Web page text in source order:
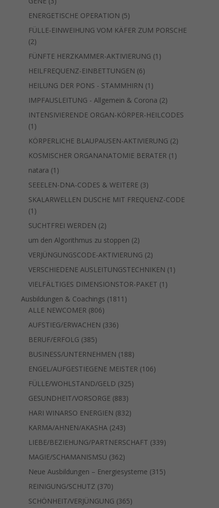
Produkte
ENERGETISCHE OPERATION 55
Produkte
FÜLLE-EINWEIHUNG VOM KÄFER ZUM PORSCHE
22
Produkte
FÜNFTE HERZKAMMER-AKTIVIERUNG 1 1
HEILFREQUENZ-EINBETTUNGEN 66
Produkte
HEILUNG DER PONS - STAMMHIRN 1 1
Produkt
IMPFAUSLEITUNG - Allgemein & Corona 22
Produkte
INTENSIVIERENDE ORGAN-KÖRPER-HEILCODES
1 1
Produkt
KÖRPERLICHE BLAUPAUSEN-AKTIVIERUNG 22
Produkte
KOSMISCHER ORGANANATOMIE BERATER 1 1
natara 1 1
Produkt
SEEELEN-DNA-CODES & WEITERE 33
Produkte
SKALARWELLEN DUSCHE MIT FREQUENZ-CODE
1 1
Produkt
SUCHTFREI WERDEN 22
Produkte
um den Algorithmus zu stoppen 22
Produkte
VERJÜNGUNGSCODE-AKTIVIERUNG 22
Produkte
VERSCHIEDENE AUSLEITUNGSTECHNIKEN 1 1
VIELFÄLTIGES DIMENSIONSTOR-PAKET 1 1
Ausbildungen & Coachings 1811 1811
ALLE NEWCOMER 806806
Produkte
AUFSTIEG/ERWACHEN 336336
BERUF/ERFOLG 385385
Produkte
BUSINESS/UNTERNEHMEN 188188
Produkte
ENGEL/AUFGESTIEGENE MEISTER 106106
FÜLLE/WOHLSTAND/GELD 325325
GESUNDHEIT/VORSORGE 883883
Produkte
HARI WINARSO ENERGIEN 832832
KARMA/AHNEN/AKASHA 243243
Produkte
LIEBE/BEZIEHUNG/PARTNERSCHAFT 339339
MAGIE/SCHAMANISMSU 362362
Produkte
Neue Ausbildungen – Energiesysteme 315315
REINIGUNG/SCHUTZ 370370
Produkte
SCHÖNHEIT/VERJÜNGUNG 365365